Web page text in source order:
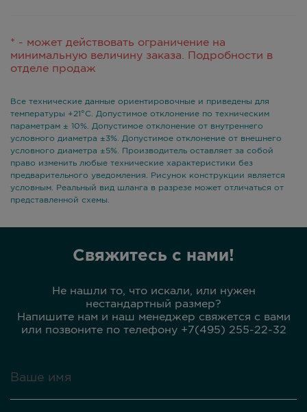
* - может действовать ограничение на
минимальную величину заказа. Подробности в
отделе продаж
Все технические данные ориентировочные и приведены для
температуры +21°С. Допустимое отклонение по техническим
параметрам ± 10%. Допустимое отклонение от внутреннего
условного диаметра ±3%. Допустимое отклонение от внешнего
условного диаметра ±5%. Производитель оставляет за собой
право изменить любые технические характеристики без
предварительного уведомления. Рисунок конструкции является
условным. Реальный вид шланга в разрезе может отличаться от
представленной схемы.
Свяжитесь с нами!
Не нашли то, что искали, или нужен
нестандартный размер?
Напишите нам и наш менеджер свяжется с вами
или позвоните по телефону +7(495) 255-22-32